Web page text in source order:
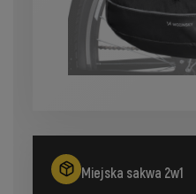
Miejska sakwa 2w1